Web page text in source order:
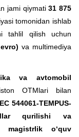
jami qiymati31 875
tomonidan ishlab
tahlil qilish uchun
va multimediya
va avtomobil
OTMlari bilan
544061-TEMPUS-
qurilishi va
magistrlik o‘quv